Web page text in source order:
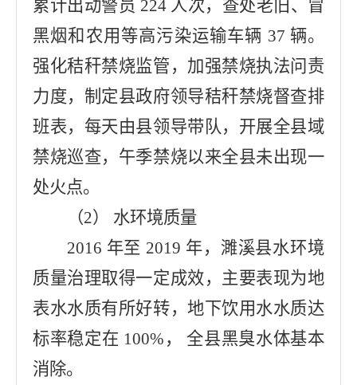
累计出动警员 224 人次，查处老旧、冒
黑烟和农用等高污染运输车辆 37 辆。
强化秸秆禁烧监管，加强禁烧执法问责
力度，制定县政府领导秸秆禁烧督查排
班表，每天由县领导带队，开展全县域
禁烧巡查，午季禁烧以来全县未出现一
处火点。
（2） 水环境质量
2016 年至 2019 年，濉溪县水环境
质量治理取得一定成效，主要表现为地
表水水质有所好转，地下饮用水水质达
标率稳定在 100%， 全县黑臭水体基本
消除。